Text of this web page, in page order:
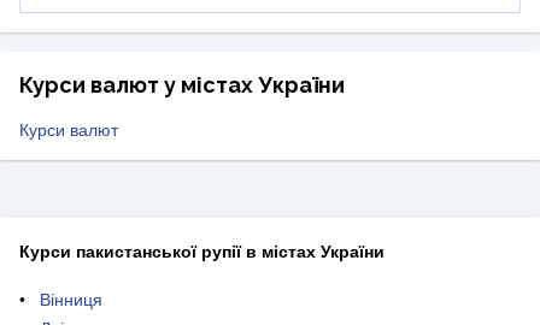
Курси валют у містах України
Курси валют
Курси пакистанської рупії в містах України
Вінниця